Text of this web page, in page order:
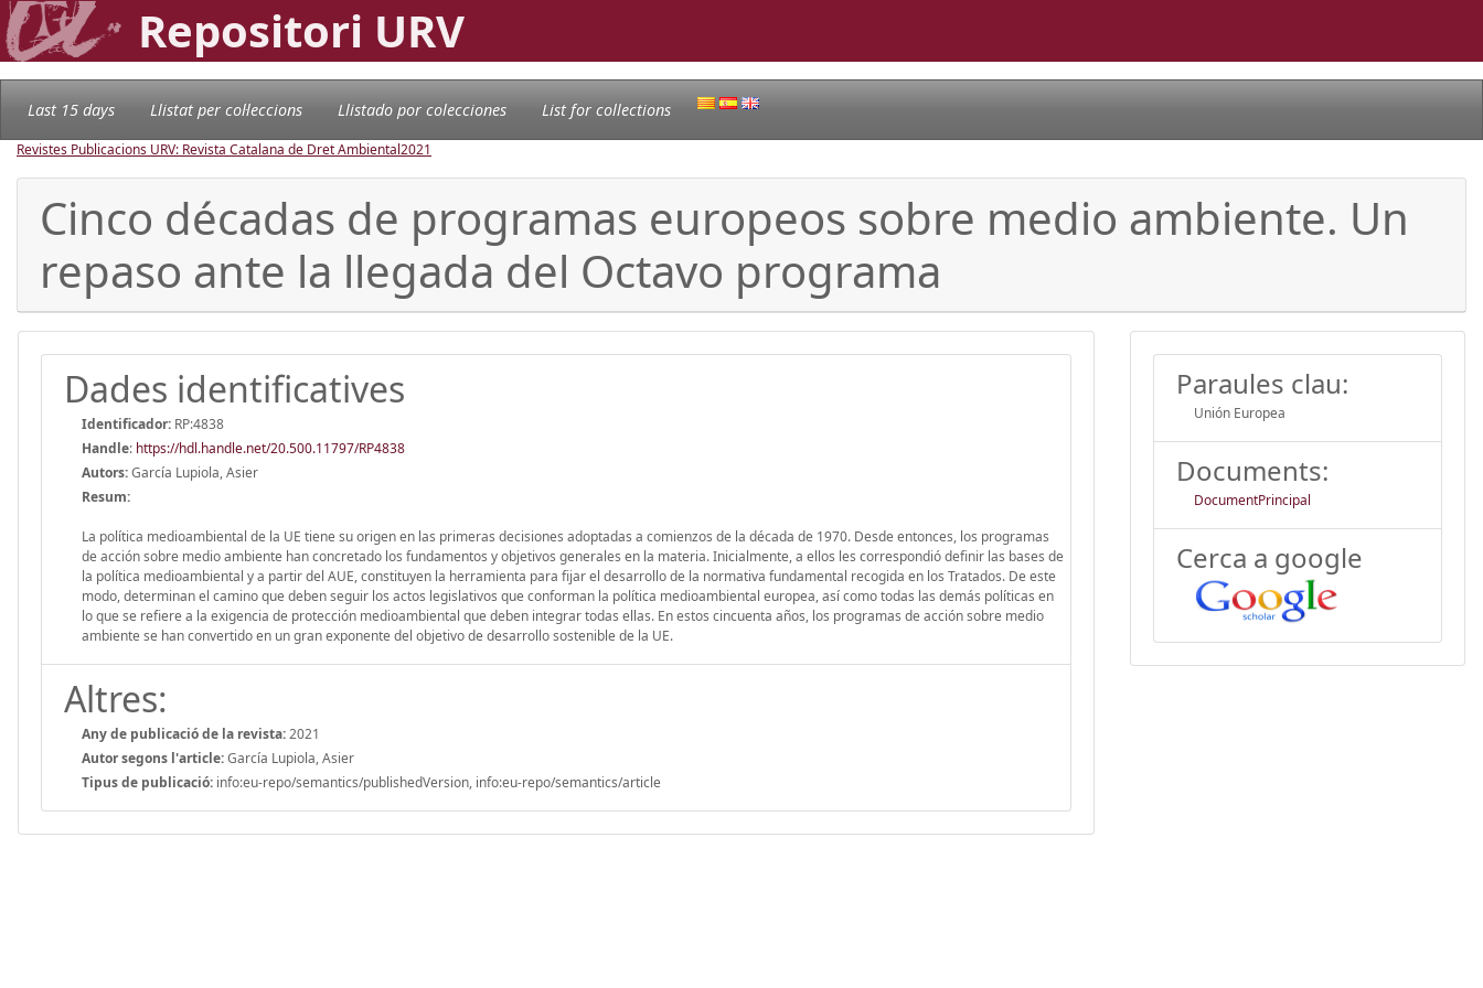
Repositori URV
Last 15 days Llistat per col·leccions Llistado por colecciones List for collections
Revistes Publicacions URV: Revista Catalana de Dret Ambiental2021
Cinco décadas de programas europeos sobre medio ambiente. Un
repaso ante la llegada del Octavo programa
Dades identificatives
Identificador: RP:4838
Handle: https://hdl.handle.net/20.500.11797/RP4838
Autors:García Lupiola, Asier
Resum:
La política medioambiental de la UE tiene su origen en las primeras decisiones adoptadas a comienzos de la década de 1970. Desde entonces, los programas
de acción sobre medio ambiente han concretado los fundamentos y objetivos generales en la materia. Inicialmente, a ellos les correspondió definir las bases de
la política medioambiental y a partir del AUE, constituyen la herramienta para fijar el desarrollo de la normativa fundamental recogida en los Tratados. De este
modo, determinan el camino que deben seguir los actos legislativos que conforman la política medioambiental europea, así como todas las demás políticas en
lo que se refiere a la exigencia de protección medioambiental que deben integrar todas ellas. En estos cincuenta años, los programas de acción sobre medio
ambiente se han convertido en un gran exponente del objetivo de desarrollo sostenible de la UE.
Altres:
Any de publicació de la revista:2021
Autor segons l'article:García Lupiola, Asier
Tipus de publicació: info:eu-repo/semantics/publishedVersion, info:eu-repo/semantics/article
Paraules clau:
Unión Europea
Documents:
DocumentPrincipal
Cerca a google